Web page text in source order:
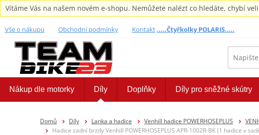
Vítáme Vás na našem novém e-shopu. Nemůžete nalézt co hledáte, chybí
Vše o nákupu Obchodní podmínky Kontakt.....Čtyřkolky POLARIS.....
Nákup dle motorky Díly Doplňky Díly pro sněžné skútry
Domů Díly Lanka a hadice Venhill hadice POWERHOSEPLUS
Hadice zadní brzdy Venhill POWERHOSEPLUS APR-1002R-BK (1 hadice v